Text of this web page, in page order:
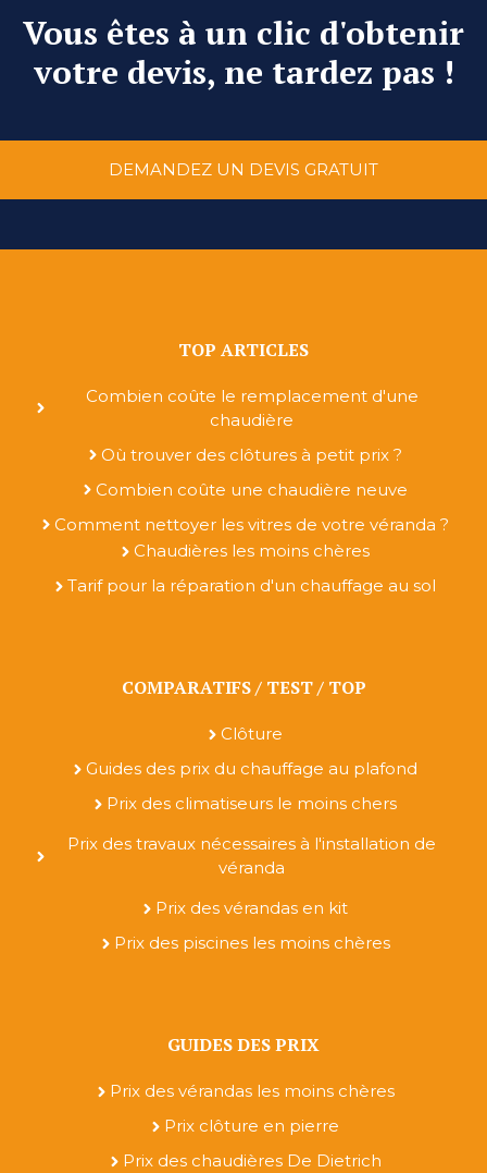
Vous êtes à un clic d'obtenir
votre devis, ne tardez pas !
DEMANDEZ UN DEVIS GRATUIT
TOP ARTICLES
Combien coûte le remplacement d'une
chaudière
Où trouver des clôtures à petit prix ?
Combien coûte une chaudière neuve
Comment nettoyer les vitres de votre véranda ?
Chaudières les moins chères
Tarif pour la réparation d'un chauffage au sol
COMPARATIFS / TEST / TOP
Clôture
Guides des prix du chauffage au plafond
Prix des climatiseurs le moins chers
Prix des travaux nécessaires à l'installation de
véranda
Prix des vérandas en kit
Prix des piscines les moins chères
GUIDES DES PRIX
Prix des vérandas les moins chères
Prix clôture en pierre
Prix des chaudières De Dietrich